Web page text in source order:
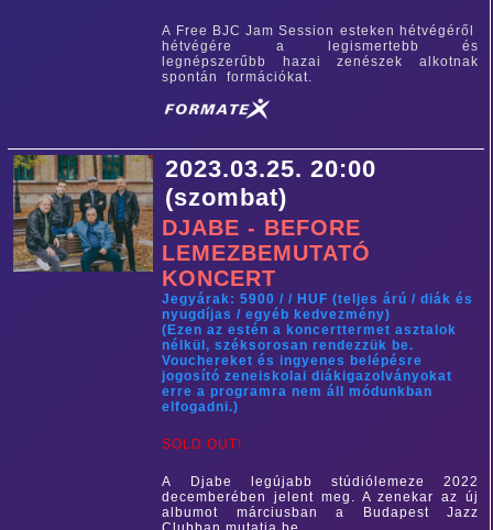
A Free BJC Jam Session esteken hétvégéről
hétvégére a legismertebb és
legnépszerűbb hazai zenészek alkotnak
spontán formációkat.
2023.03.25. 20:00
(szombat)
DJABE - BEFORE
LEMEZBEMUTATÓ
KONCERT
Jegyárak: 5900 / / HUF (teljes árú / diák és
nyugdíjas / egyéb kedvezmény)
(Ezen az estén a koncerttermet asztalok
nélkül, széksorosan rendezzük be.
Vouchereket és ingyenes belépésre
jogosító zeneiskolai diákigazolványokat
erre a programra nem áll módunkban
elfogadni.)
SOLD OUT!
A Djabe legújabb stúdiólemeze 2022
decemberében jelent meg. A zenekar az új
albumot márciusban a Budapest Jazz